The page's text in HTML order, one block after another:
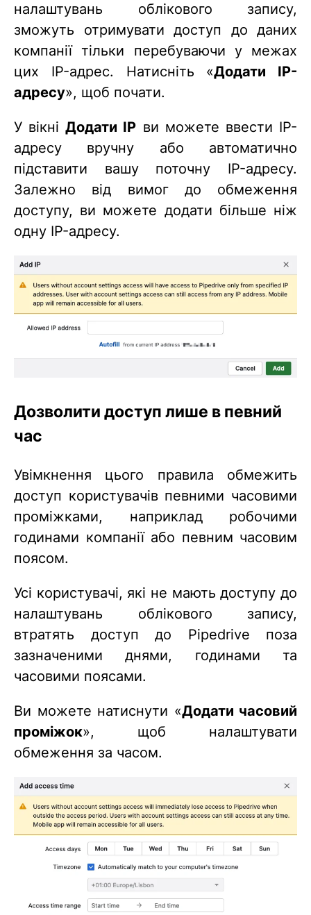
налаштувань облікового запису,
зможуть отримувати доступ до даних
компанії тільки перебуваючи у межах
цих IP-адрес. Натисніть «Додати IP-
адресу», щоб почати.
У вікніДодати IP ви можете ввести IP-
адресу вручну або автоматично
підставити вашу поточну IP-адресу.
Залежно від вимог до обмеження
доступу, ви можете додати більше ніж
одну IP-адресу.
Дозволити доступ лише в певний
час
Увімкнення цього правила обмежить
доступ користувачів певними часовими
проміжками, наприклад робочими
годинами компанії або певним часовим
поясом.
Усі користувачі, які не мають доступу до
налаштувань облікового запису,
втратять доступ до Pipedrive поза
зазначеними днями, годинами та
часовими поясами.
Ви можете натиснути «Додати часовий
проміжок», щоб налаштувати
обмеження за часом.